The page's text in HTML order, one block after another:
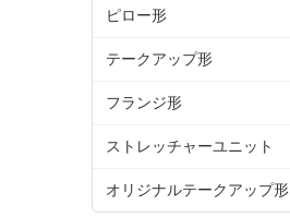
ピロー形
テークアップ形
フランジ形
ストレッチャーユニット
オリジナルテークアップ形